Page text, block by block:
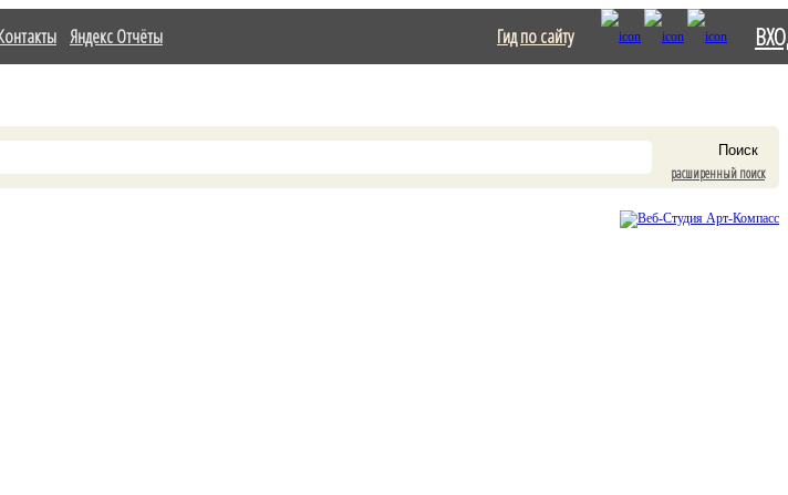
Гид по сайту
Яндекс Отчёты
расширенный поиск